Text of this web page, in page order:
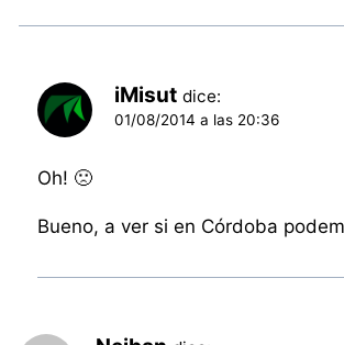
iMisut dice:
01/08/2014 a las 20:36
Oh! 🙁
Bueno, a ver si en Córdoba